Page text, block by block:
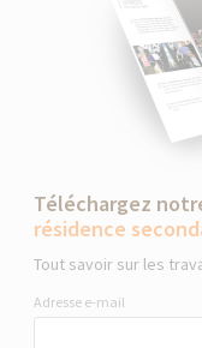
Téléchargez
résidence
Tout savoir sur les
Adresse e-mail